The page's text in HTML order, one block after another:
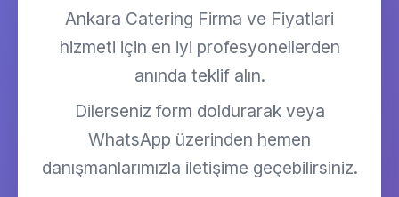
Ankara Catering Firma ve Fiyatlari
hizmeti için en iyi profesyonellerden
anında teklif alın.
Dilerseniz form doldurarak veya
WhatsApp üzerinden hemen
danışmanlarımızla iletişime geçebilirsiniz.